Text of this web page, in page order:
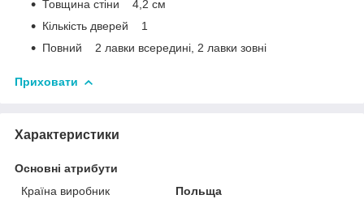
Товщина стіни 4,2 см
Кількість дверей 1
Повний 2 лавки всередині, 2 лавки зовні
Приховати
Характеристики
Основні атрибути
Країна виробник
Польща